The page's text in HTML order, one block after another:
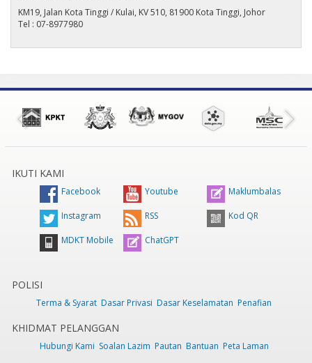
KM19, Jalan Kota Tinggi / Kulai, KV 510, 81900 Kota Tinggi, Johor
Tel : 07-8977980
IKUTI KAMI
Facebook Youtube Maklumbalas
Instagram RSS Kod QR
MDKT Mobile ChatGPT
POLISI
Terma & Syarat Dasar Privasi Dasar Keselamatan Penafian
KHIDMAT PELANGGAN
Hubungi Kami Soalan Lazim Pautan Bantuan Peta Laman